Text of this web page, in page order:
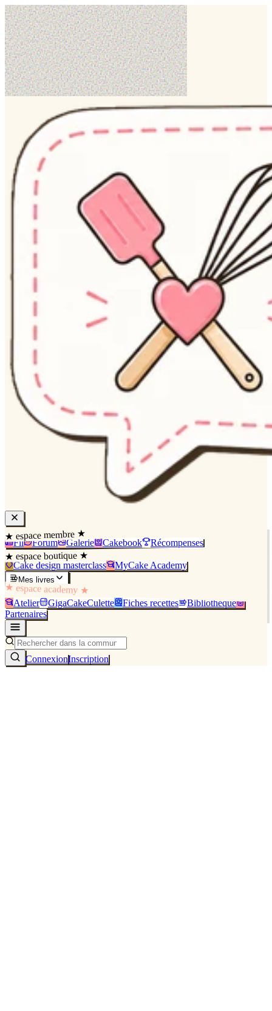
★ espace membre ★
Fil Forum Galerie Cakebook Récompenses
★ espace boutique ★
Cake design masterclass MyCake Academy
Mes livres
★ espace academy ★
Atelier GigaCakeCulette Fiches recettes
Bibliothèque
Partenaires
ConnexionInscription